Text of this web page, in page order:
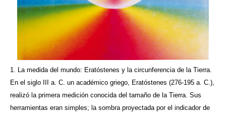
1. La medida del mundo: Eratóstenes y la circunferencia de la Tierra.
En el siglo III a. C. un académico griego, Eratóstenes (276-195 a. C.),
realizó la primera medición conocida del tamaño de la Tierra. Sus
herramientas eran simples; la sombra proyectada por el indicador de